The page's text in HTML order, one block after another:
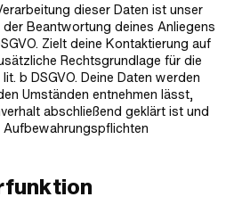
dieser Daten ist unser
Beantwortung deines Anliegens
Zielt deine Kontaktierung auf
Rechtsgrundlage für die
b DSGVO. Deine Daten werden
Umständen entnehmen lässt,
abschließend geklärt ist und